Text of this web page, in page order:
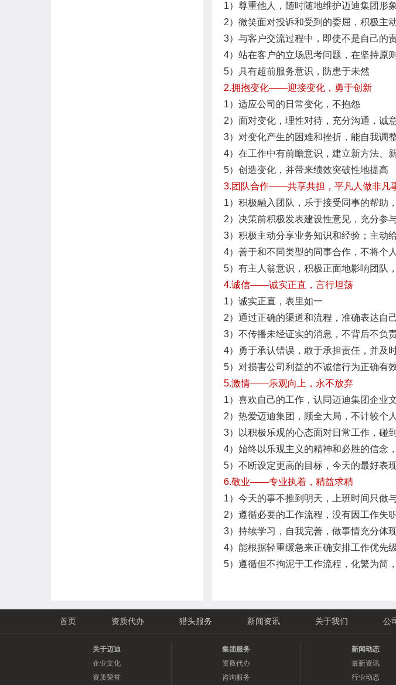
1）尊重他人，随时随地维护迈迪集团形象
2）微笑面对投诉和受到的委屈，积极主
3）与客户交流过程中，即使不是自己的
4）站在客户的立场思考问题，在坚持原
5）具有超前服务意识，防患于未然
2.拥抱变化——迎接变化，勇于创新
1）适应公司的日常变化，不抱怨
2）面对变化，理性对待，充分沟通，诚
3）对变化产生的困难和挫折，能自我调
4）在工作中有前瞻意识，建立新方法、
5）创造变化，并带来绩效突破性地提高
3.团队合作——共享共担，平凡人做非凡
1）积极融入团队，乐于接受同事的帮助
2）决策前积极发表建设性意见，充分参
3）积极主动分享业务知识和经验；主动
4）善于和不同类型的同事合作，不将个
5）有主人翁意识，积极正面地影响团队
4.诚信——诚实正直，言行坦荡
1）诚实正直，表里如一
2）通过正确的渠道和流程，准确表达自
3）不传播未经证实的消息，不背后不负
4）勇于承认错误，敢于承担责任，并及
5）对损害公司利益的不诚信行为正确有
5.激情——乐观向上，永不放弃
1）喜欢自己的工作，认同迈迪集团企业
2）热爱迈迪集团，顾全大局，不计较个
3）以积极乐观的心态面对日常工作，碰
4）始终以乐观主义的精神和必胜的信念
5）不断设定更高的目标，今天的最好表
6.敬业——专业执着，精益求精
1）今天的事不推到明天，上班时间只做
2）遵循必要的工作流程，没有因工作失
3）持续学习，自我完善，做事情充分体
4）能根据轻重缓急来正确安排工作优先
5）遵循但不拘泥于工作流程，化繁为简
首页 资质代办 猎头服务 新闻资讯 关于我们 公
关于迈迪
企业文化
资质荣誉
集团服务
资质代办
咨询服务
新闻动态
最新资讯
行业动态